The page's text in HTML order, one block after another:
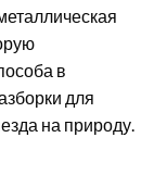
в
для
на природу.